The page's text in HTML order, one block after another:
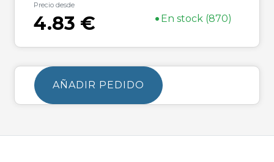
Precio desde
4.83 € • En stock (870)
AÑADIR PEDIDO